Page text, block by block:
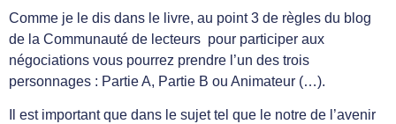
Comme je le dis dans le livre, au point 3 de règles du blog
de la Communauté de lecteurs pour participer aux
négociations vous pourrez prendre l’un des trois
personnages : Partie A, Partie B ou Animateur (…).
Il est important que dans le sujet tel que le notre de l’avenir